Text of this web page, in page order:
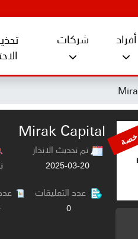
أفراد شركات
Mirak Capital
تم تحديث الانذار
2025-03-20
عدد التعليقات
0